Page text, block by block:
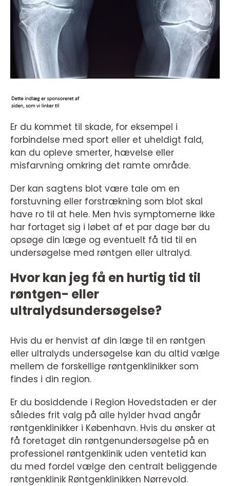
Er du kommet til skade, for eksempel i
forbindelse med sport eller et uheldigt fald,
kan du opleve smerter, hævelse eller
misfarvning omkring det ramte område.
Der kan sagtens blot være tale om en
forstuvning eller forstrækning som blot skal
have ro til at hele. Men hvis symptomerne ikke
har fortaget sig i løbet af et par dage bør du
opsøge din læge og eventuelt få tid til en
undersøgelse med røntgen eller ultralyd.
Hvor kan jeg få en hurtig tid til
røntgen- eller
ultralydsundersøgelse?
Hvis du er henvist af din læge til en røntgen
eller ultralyds undersøgelse kan du altid vælge
mellem de forskellige røntgenklinikker som
findes i din region.
Er du bosiddende i Region Hovedstaden er der
således frit valg på alle hylder hvad angår
røntgenklinikker i København. Hvis du ønsker at
få foretaget din røntgenundersøgelse på en
professionel røntgenklinik uden ventetid kan
du med fordel vælge den centralt beliggende
røntgenklinik Røntgenklinikken Nørrevold.